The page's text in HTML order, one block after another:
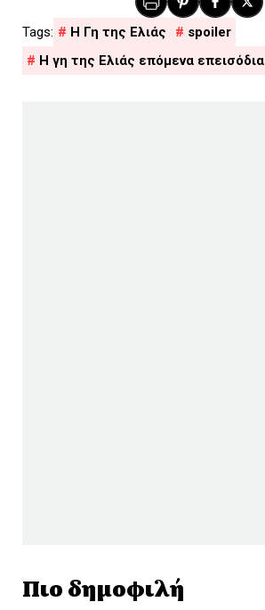
H Γη της Ελιάς
spoiler
Η γη της Ελιάς επόμενα επεισόδια
Πιο δημοφιλή